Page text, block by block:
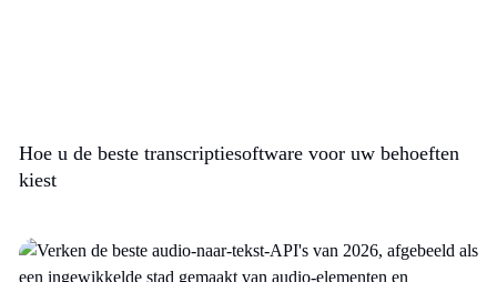
Hoe u de beste transcriptiesoftware voor uw behoeften
kiest